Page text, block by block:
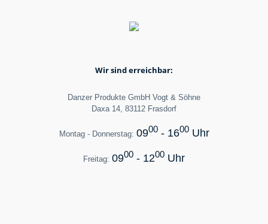
Wir sind erreichbar:
Danzer Produkte GmbH Vogt & Söhne
Daxa 14, 83112 Frasdorf
Montag - Donnerstag: 0900- 1600Uhr
Freitag: 0900 - 1200 Uhr